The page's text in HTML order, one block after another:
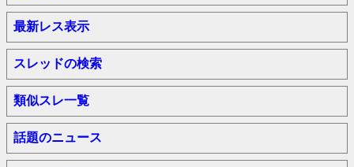
最新レス表示
スレッドの検索
類似スレ一覧
話題のニュース